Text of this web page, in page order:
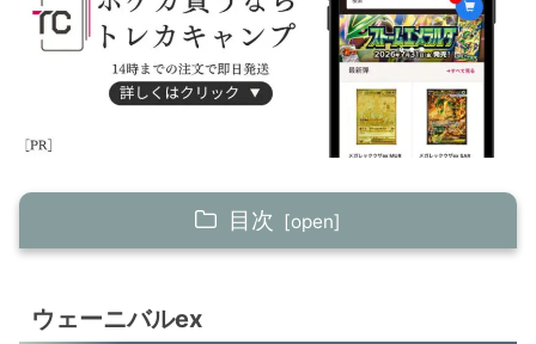
目次
テツノブジンex＋ガチグマアカツキ
ウェーニバルex